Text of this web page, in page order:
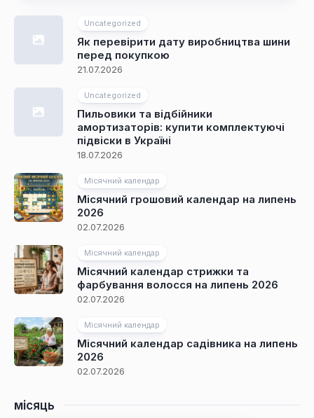
Uncategorized
Як перевірити дату виробництва шини
перед покупкою
21.07.2026
Uncategorized
Пильовики та відбійники
амортизаторів: купити комплектуючі
підвіски в Україні
18.07.2026
Місячний календар
Місячний грошовий календар на липень
2026
02.07.2026
Місячний календар
Місячний календар стрижки та
фарбування волосся на липень 2026
02.07.2026
Місячний календар
Місячний календар садівника на липень
2026
02.07.2026
місяць